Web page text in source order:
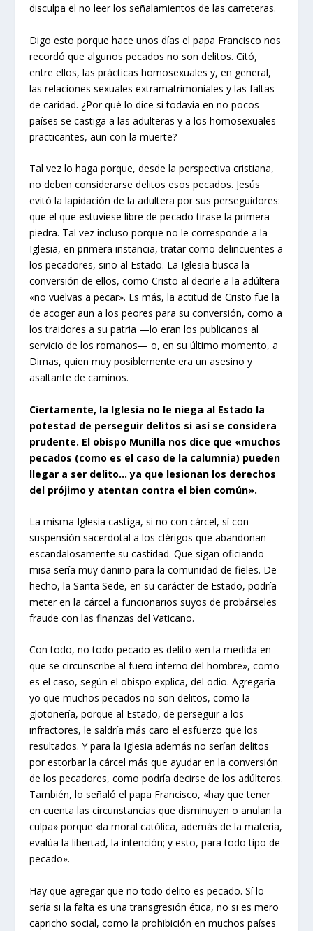
disculpa el no leer los señalamientos de las carreteras.
Digo esto porque hace unos días el papa Francisco nos
recordó que algunos pecados no son delitos. Citó,
entre ellos, las prácticas homosexuales y, en general,
las relaciones sexuales extramatrimoniales y las faltas
de caridad. ¿Por qué lo dice si todavía en no pocos
países se castiga a las adulteras y a los homosexuales
practicantes, aun con la muerte?
Tal vez lo haga porque, desde la perspectiva cristiana,
no deben considerarse delitos esos pecados. Jesús
evitó la lapidación de la adultera por sus perseguidores:
que el que estuviese libre de pecado tirase la primera
piedra. Tal vez incluso porque no le corresponde a la
Iglesia, en primera instancia, tratar como delincuentes a
los pecadores, sino al Estado. La Iglesia busca la
conversión de ellos, como Cristo al decirle a la adúltera
«no vuelvas a pecar». Es más, la actitud de Cristo fue la
de acoger aun a los peores para su conversión, como a
los traidores a su patria —lo eran los publicanos al
servicio de los romanos— o, en su último momento, a
Dimas, quien muy posiblemente era un asesino y
asaltante de caminos.
Ciertamente, la Iglesia no le niega al Estado la
potestad de perseguir delitos si así se considera
prudente. El obispo Munilla nos dice que «muchos
pecados (como es el caso de la calumnia) pueden
llegar a ser delito… ya que lesionan los derechos
del prójimo y atentan contra el bien común».
La misma Iglesia castiga, si no con cárcel, sí con
suspensión sacerdotal a los clérigos que abandonan
escandalosamente su castidad. Que sigan oficiando
misa sería muy dañino para la comunidad de fieles. De
hecho, la Santa Sede, en su carácter de Estado, podría
meter en la cárcel a funcionarios suyos de probárseles
fraude con las finanzas del Vaticano.
Con todo, no todo pecado es delito «en la medida en
que se circunscribe al fuero interno del hombre», como
es el caso, según el obispo explica, del odio. Agregaría
yo que muchos pecados no son delitos, como la
glotonería, porque al Estado, de perseguir a los
infractores, le saldría más caro el esfuerzo que los
resultados. Y para la Iglesia además no serían delitos
por estorbar la cárcel más que ayudar en la conversión
de los pecadores, como podría decirse de los adúlteros.
También, lo señaló el papa Francisco, «hay que tener
en cuenta las circunstancias que disminuyen o anulan la
culpa» porque «la moral católica, además de la materia,
evalúa la libertad, la intención; y esto, para todo tipo de
pecado».
Hay que agregar que no todo delito es pecado. Sí lo
sería si la falta es una transgresión ética, no si es mero
capricho social, como la prohibición en muchos países